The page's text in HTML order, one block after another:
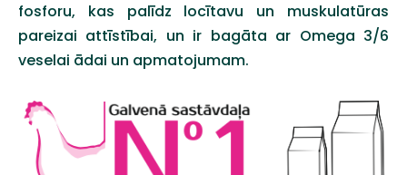
fosforu, kas palīdz locītavu un muskulatūras
pareizai attīstībai, un ir bagāta ar Omega 3/6
veselai ādai un apmatojumam.